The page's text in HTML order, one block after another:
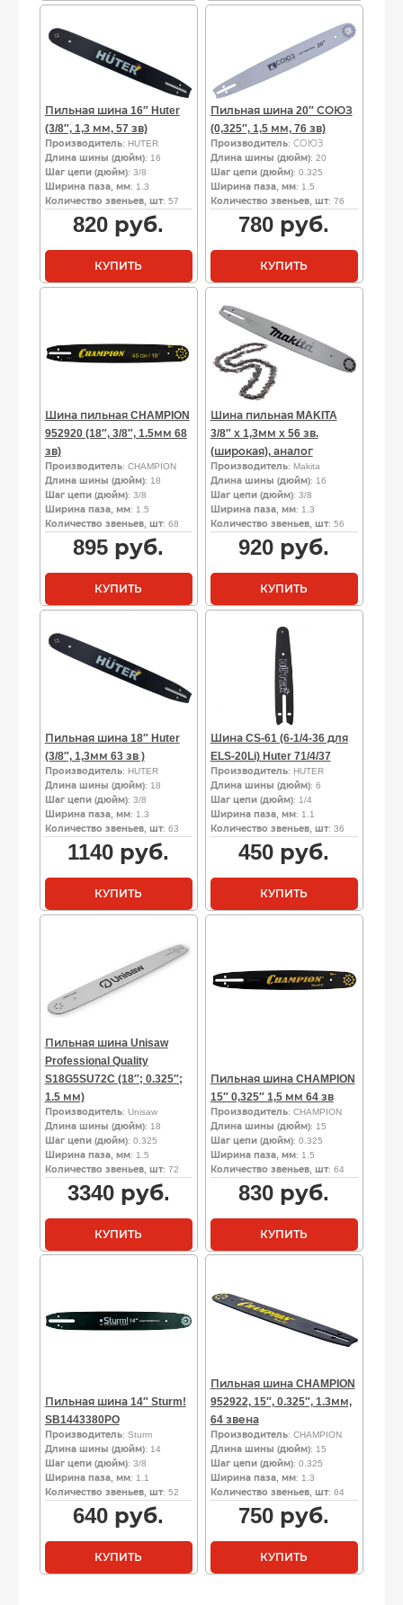
Пильная шина 16″ Huter
(3/8″, 1,3 мм, 57 зв)
Производитель: HUTER
Длина шины (дюйм): 16
Шаг цепи (дюйм): 3/8
Ширина паза, мм: 1.3
Количество звеньев, шт: 57
820 руб.
КУПИТЬ
Пильная шина 20″ СОЮЗ
(0,325″, 1,5 мм, 76 зв)
Производитель: СОЮЗ
Длина шины (дюйм): 20
Шаг цепи (дюйм): 0.325
Ширина паза, мм: 1.5
Количество звеньев, шт: 76
780 руб.
КУПИТЬ
Шина пильная CHAMPION
952920 (18″, 3/8″, 1.5мм 68
зв)
Производитель: CHAMPION
Длина шины (дюйм): 18
Шаг цепи (дюйм): 3/8
Ширина паза, мм: 1.5
Количество звеньев, шт: 68
895 руб.
КУПИТЬ
Шина пильная MAKITA
3/8″ х 1,3мм х 56 зв.
(широкая), аналог
Производитель: Makita
Длина шины (дюйм): 16
Шаг цепи (дюйм): 3/8
Ширина паза, мм: 1.3
Количество звеньев, шт: 56
920 руб.
КУПИТЬ
Пильная шина 18″ Huter
(3/8″, 1,3мм 63 зв )
Производитель: HUTER
Длина шины (дюйм): 18
Шаг цепи (дюйм): 3/8
Ширина паза, мм: 1.3
Количество звеньев, шт: 63
1140 руб.
КУПИТЬ
Шина CS-61 (6-1/4-36 для
ELS-20Li) Huter 71/4/37
Производитель: HUTER
Длина шины (дюйм): 6
Шаг цепи (дюйм): 1/4
Ширина паза, мм: 1.1
Количество звеньев, шт: 36
450 руб.
КУПИТЬ
Пильная шина Unisaw
Professional Quality
S18G5SU72C (18″; 0.325″;
1.5 мм)
Производитель: Unisaw
Длина шины (дюйм): 18
Шаг цепи (дюйм): 0.325
Ширина паза, мм: 1.5
Количество звеньев, шт: 72
3340руб.
КУПИТЬ
Пильная шина CHAMPION
15″ 0,325″ 1,5 мм 64 зв
Производитель: CHAMPION
Длина шины (дюйм): 15
Шаг цепи (дюйм): 0.325
Ширина паза, мм: 1.5
Количество звеньев, шт: 64
830 руб.
КУПИТЬ
Пильная шина 14″ Sturm!
SB1443380PO
Производитель: Sturm
Длина шины (дюйм): 14
Шаг цепи (дюйм): 3/8
Ширина паза, мм: 1.1
Количество звеньев, шт: 52
640 руб.
КУПИТЬ
Пильная шина CHAMPION
952922, 15″, 0.325″, 1.3мм,
64 звена
Производитель: CHAMPION
Длина шины (дюйм): 15
Шаг цепи (дюйм): 0.325
Ширина паза, мм: 1.3
Количество звеньев, шт: 64
750 руб.
КУПИТЬ